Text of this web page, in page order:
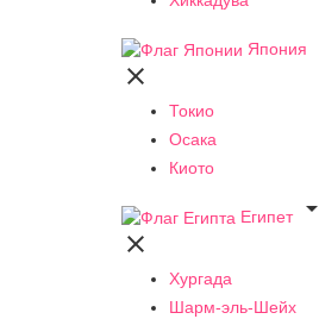
Япония

Токио
Осака
Киото
Египет


Хургада
Шарм-эль-Шейх